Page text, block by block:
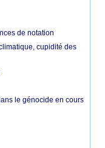
de notation
cupidité des
le génocide en cours